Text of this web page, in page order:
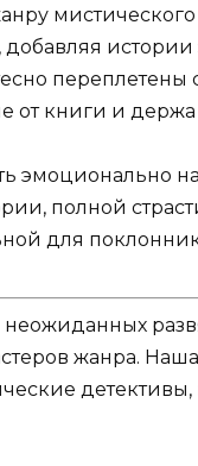
мистического
добавляя
от книги и
эмоционально
полной
для
неожиданных
жанра.
детективы,